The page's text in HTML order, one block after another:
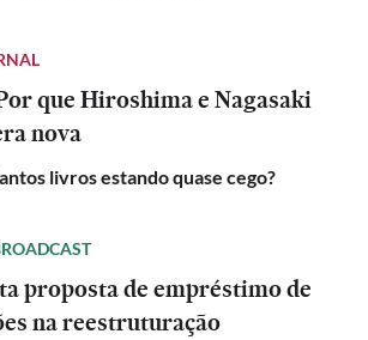
que Hiroshima e Nagasaki
nova
livros estando quase cego?
proposta de empréstimo de
na reestruturação